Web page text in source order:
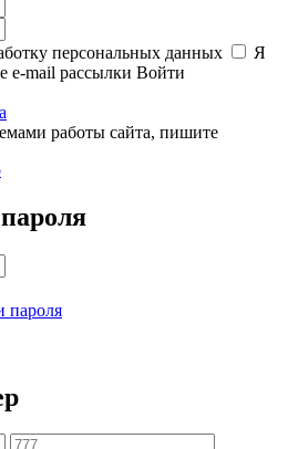
персональных данных
Я
e-mail рассылки Войти
работы сайта, пишите
пароля